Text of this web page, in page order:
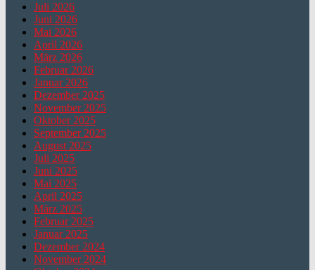
Juli 2026
Juni 2026
Mai 2026
April 2026
März 2026
Februar 2026
Januar 2026
Dezember 2025
November 2025
Oktober 2025
September 2025
August 2025
Juli 2025
Juni 2025
Mai 2025
April 2025
März 2025
Februar 2025
Januar 2025
Dezember 2024
November 2024